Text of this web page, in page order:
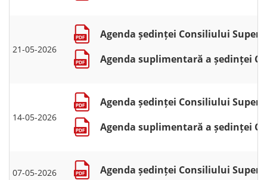
21-05-2026
Agenda ședinței Consiliului
Agenda suplimentară a ședinței
14-05-2026
Agenda ședinței Consiliului
Agenda suplimentară a ședinței
07-05-2026 Agenda ședinței Consiliului